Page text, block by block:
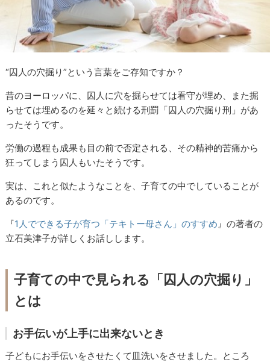
“囚人の穴掘り”という言葉をご存知ですか？
昔のヨーロッパに、囚人に穴を掘らせては看守が埋め、また掘
らせては埋めるのを延々と続ける刑罰「囚人の穴掘り刑」があ
ったそうです。
労働の過程も成果も目の前で否定される、その精神的苦痛から
狂ってしまう囚人もいたそうです。
実は、これと似たようなことを、子育ての中でしていることが
あるのです。
『1人でできる子が育つ「テキトー母さん」のすすめ』の著者の
立石美津子が詳しくお話しします。
子育ての中で見られる「囚人の穴掘り」
とは
お手伝いが上手に出来ないとき
子どもにお手伝いをさせたくて皿洗いをさせました。ところ